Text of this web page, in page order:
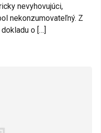
nevyhovujúci,
nekonzumovateľný. Z
o […]